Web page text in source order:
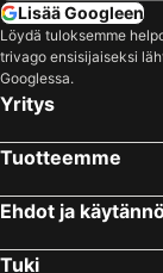
Lisää Googleen
Löydä tuloksemme
trivago ensisijaiseksi
Googlessa.
Yritys
Tuotteemme
Ehdot ja
Tuki